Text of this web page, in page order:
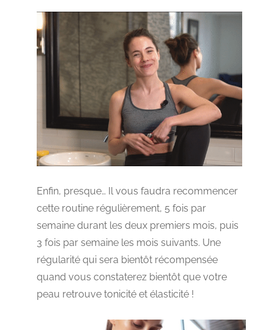
Enfin, presque… Il vous faudra recommencer
cette routine régulièrement, 5 fois par
semaine durant les deux premiers mois, puis
3 fois par semaine les mois suivants. Une
régularité qui sera bientôt récompensée
quand vous constaterez bientôt que votre
peau retrouve tonicité et élasticité !